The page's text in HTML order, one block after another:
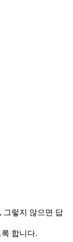
그렇지 않으면 답
합니다.